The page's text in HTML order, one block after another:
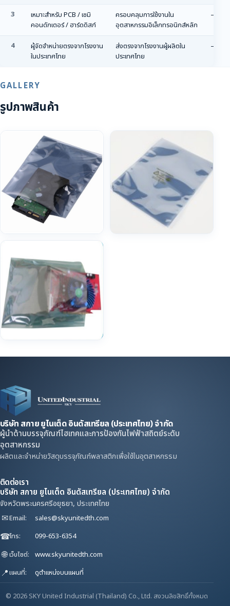
3
เหมาะสำหรับ PCB / เซมิ
คอนดักเตอร์ / ฮาร์ดดิสก์
ครอบคลุมการใช้งานใน
อุตสาหกรรมอิเล็กทรอนิกส์หลัก
—
4
ผู้จัดจำหน่ายตรงจากโรงงาน
ในประเทศไทย
ส่งตรงจากโรงงานผู้ผลิตใน
ประเทศไทย
—
GALLERY
รูปภาพสินค้า
บริษัท สกาย ยูไนเต็ด อินดัสเทรียล (ประเทศไทย) จำกัด
ผู้นำด้านบรรจุภัณฑ์ไฮเทคและการป้องกันไฟฟ้าสถิตย์ระดับ
อุตสาหกรรม
ผลิตและจำหน่ายวัสดุบรรจุภัณฑ์พลาสติกเพื่อใช้ในอุตสาหกรรม
ติดต่อเรา
บริษัท สกาย ยูไนเต็ด อินดัสเทรียล (ประเทศไทย) จำกัด
จังหวัดพระนครศรีอยุธยา, ประเทศไทย
✉Email: sales@skyunitedth.com
☎โทร: 099-653-6354
🌐 เว็บไซต์: www.skyunitedth.com
📍แผนที่: ดูตำแหน่งบนแผนที่
© 2026 SKY United Industrial (Thailand) Co., Ltd. สงวนลิขสิทธิ์ทั้งหมด